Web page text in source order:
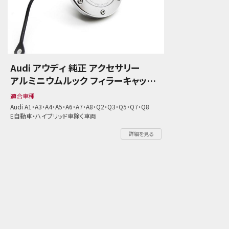
Audi アウディ 純正 アクセサリー
アルミニウムルック フィラーキャップ
燃焼キャップ ガソリンキャップ
Audi アウディ A1・A3・A4・A5・A5・
A7・A8・Q2・Q3・Q5・Q7・Q8
E自動車・ハイブリッド車除く車両
適合車種
Audi A1・A3・A4・A5・A6・A7・A8・Q2・Q3・Q5・Q7・Q8
E自動車・ハイブリッド車除く車両
詳細を見る